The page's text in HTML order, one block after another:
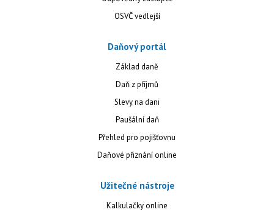
OSVČ vedlejší
Daňový portál
Základ daně
Daň z příjmů
Slevy na dani
Paušální daň
Přehled pro pojišťovnu
Daňové přiznání online
Užitečné nástroje
Kalkulačky online